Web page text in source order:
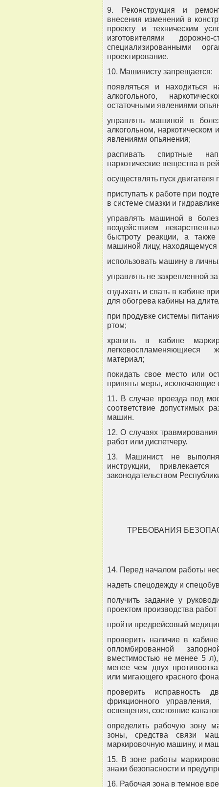
9. Реконструкция и
внесения изменений в
проекту и техническим
изготовителями
специализированными
проектирование.
10. Машинисту запрещается:
появляться и находиться
алкогольного,
остаточными явлениями
управлять машиной в
алкогольном, наркотическом
явлениями опьянения;
распивать спиртные
наркотические вещества в
осуществлять пуск
приступать к работе при
в системе смазки и
управлять машиной в
воздействием
быстроту реакции, а
машиной лицу, находящемуся
использовать машину в
управлять не закрепленной
отдыхать и спать в кабине
для обогрева кабины на
при продувке системы
ртом;
хранить в кабине
легковоспламеняющиеся
материал;
покидать свое место или
приняты меры, исключающие
11. В случае проезда под
соответствие допустимых
машин.
12. О случаях
работ или диспетчеру.
13. Машинист, не
инструкции,
законодательством
ТРЕБОВАНИЯ
14. Перед началом работы
надеть спецодежду и
получить задание у
проектом производства
пройти предрейсовый
проверить наличие в
опломбированной
вместимостью не менее 5
менее чем двух
или мигающего красного
проверить исправность
фрикционного управления,
освещения, состояние
определить рабочую зону
зоны, средства связи
маркировочную машину, и
15. В зоне работы
знаки безопасности и
16. Рабочая зона в темное